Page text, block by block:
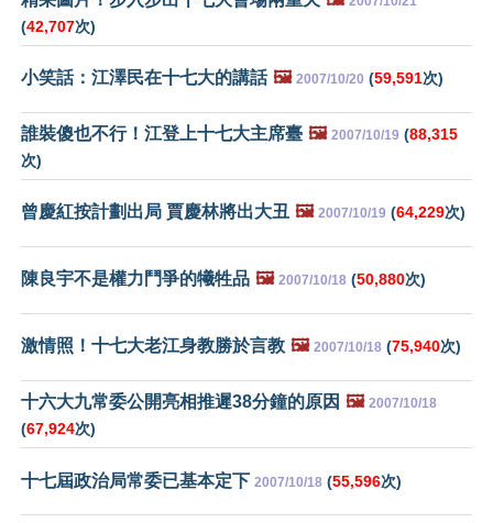
(42,707次)
小笑話：江澤民在十七大的講話 🖼️ 2007/10/20 (59,591次)
誰裝傻也不行！江登上十七大主席臺 🖼️ 2007/10/19 (88,315
次)
曾慶紅按計劃出局 賈慶林將出大丑 🖼️ 2007/10/19 (64,229次)
陳良宇不是權力鬥爭的犧牲品 🖼️ 2007/10/18 (50,880次)
激情照！十七大老江身教勝於言教 🖼️ 2007/10/18 (75,940次)
十六大九常委公開亮相推遲38分鐘的原因 🖼️ 2007/10/18
(67,924次)
十七屆政治局常委已基本定下 2007/10/18 (55,596次)